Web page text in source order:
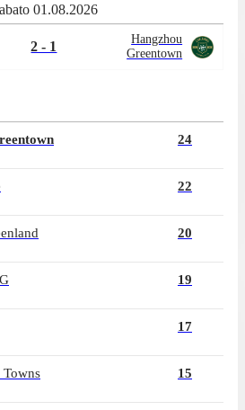
01.08.2026
2 - 1
Hangzhou
Greentown
24
22
20
19
17
Towns 15